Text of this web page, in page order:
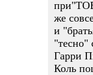
же
и
"тесно"
Гарри
Коль